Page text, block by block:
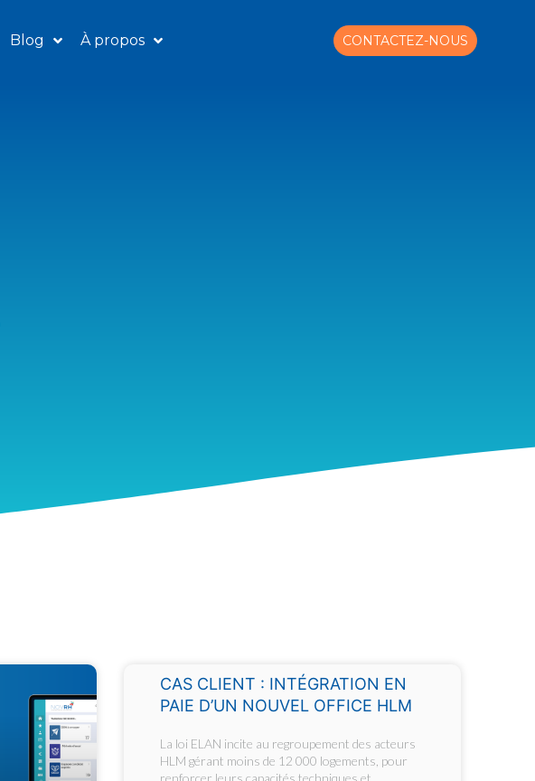
Blog À propos CONTACTEZ-NOUS
CAS CLIENT : INTÉGRATION EN
PAIE D’UN NOUVEL OFFICE HLM
La loi ELAN incite au regroupement des acteurs
HLM gérant moins de 12 000 logements, pour
renforcer leurs capacités techniques et